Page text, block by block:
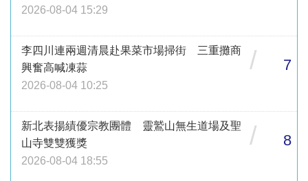
2026-08-04 15:29
李四川連兩週清晨赴果菜市場掃街 三重攤商
興奮高喊凍蒜
2026-08-04 10:25
/ 7
新北表揚績優宗教團體 靈鷲山無生道場及聖
山寺雙雙獲獎
2026-08-04 18:55
/ 8